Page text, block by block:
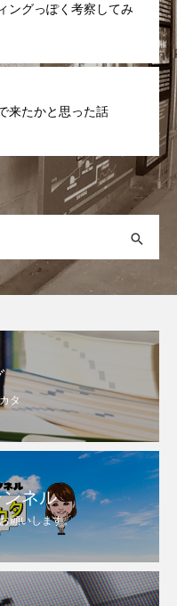
ングっぽく考察してみ
来たかと思った話
タ
ンネル
願いします。